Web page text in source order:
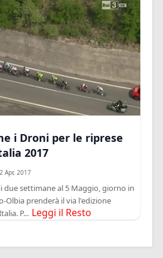
i Droni per le riprese
2017
Apr, 2017
due settimane al 5 Maggio, giorno in
Olbia prenderà il via l'edizione
P... Leggi il Resto